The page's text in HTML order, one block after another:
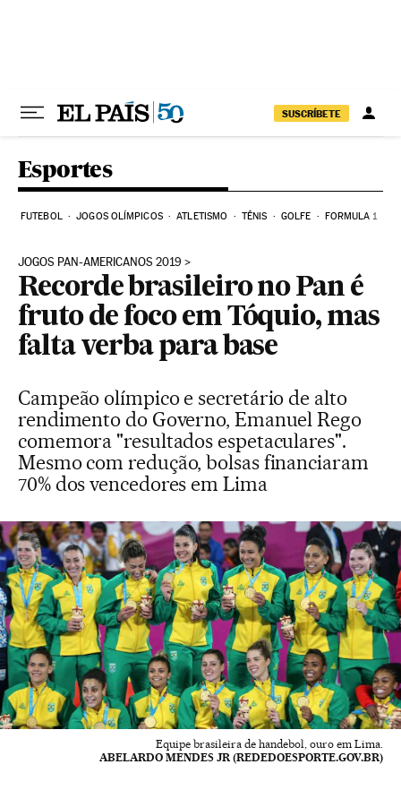
SUSCRÍBETE
Esportes
FUTEBOL JOGOS OLÍMPICOS ATLETISMO TÊNIS GOLFE FORMULA 1
JOGOS PAN-AMERICANOS 2019
Recorde brasileiro no Pan é
fruto de foco em Tóquio, mas
falta verba para base
Campeão olímpico e secretário de alto
rendimento do Governo, Emanuel Rego
comemora "resultados espetaculares".
Mesmo com redução, bolsas financiaram
70% dos vencedores em Lima
Equipe brasileira de handebol, ouro em Lima.
ABELARDO MENDES JR (REDEDOESPORTE.GOV.BR)